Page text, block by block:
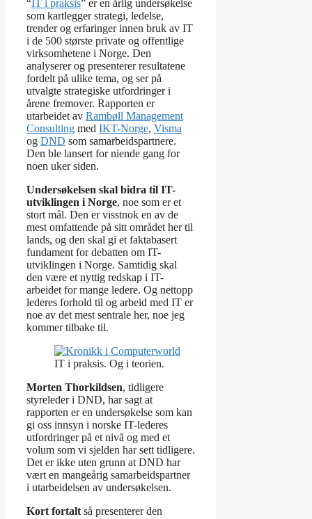
“IT i praksis” er en årlig undersøkelse
som kartlegger strategi, ledelse,
trender og erfaringer innen bruk av IT
i de 500 største private og offentlige
virksomhetene i Norge. Den
analyserer og presenterer resultatene
fordelt på ulike tema, og ser på
utvalgte strategiske utfordringer i
årene fremover. Rapporten er
utarbeidet av Rambøll Management
Consulting med IKT-Norge, Visma
og DND som samarbeidspartnere.
Den ble lansert for niende gang for
noen uker siden.
Undersøkelsen skal bidra til IT-
utviklingen i Norge, noe som er et
stort mål. Den er visstnok en av de
mest omfattende på sitt området her til
lands, og den skal gi et faktabasert
fundament for debatten om IT-
utviklingen i Norge. Samtidig skal
den være et nyttig redskap i IT-
arbeidet for mange ledere. Og nettopp
lederes forhold til og arbeid med IT er
noe av det mest sentrale her, noe jeg
kommer tilbake til.
IT i praksis. Og i teorien.
Morten Thorkildsen, tidligere
styreleder i DND, har sagt at
rapporten er en undersøkelse som kan
gi oss innsyn i norske IT-lederes
utfordringer på et nivå og med et
volum som vi sjelden har sett tidligere.
Det er ikke uten grunn at DND har
vært en mangeårig samarbeidspartner
i utarbeidelsen av undersøkelsen.
Kort fortalt så presenterer den